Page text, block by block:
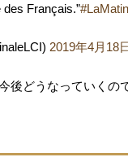
Français.”
2019年4月18
後どうなっていくの